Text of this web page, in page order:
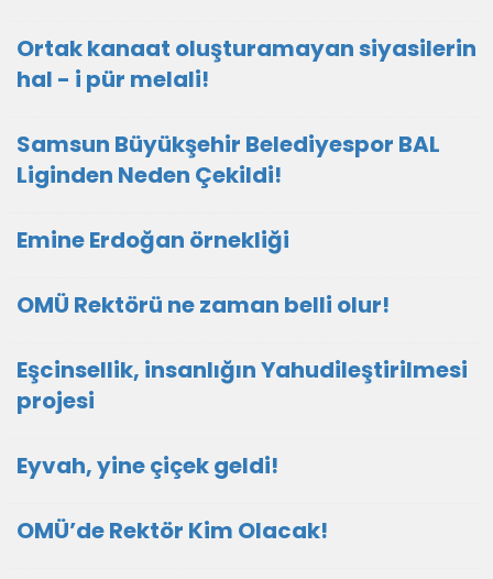
Ortak kanaat oluşturamayan siyasilerin
hal - i pür melali!
Samsun Büyükşehir Belediyespor BAL
Liginden Neden Çekildi!
Emine Erdoğan örnekliği
OMÜ Rektörü ne zaman belli olur!
Eşcinsellik, insanlığın Yahudileştirilmesi
projesi
Eyvah, yine çiçek geldi!
OMÜ’de Rektör Kim Olacak!